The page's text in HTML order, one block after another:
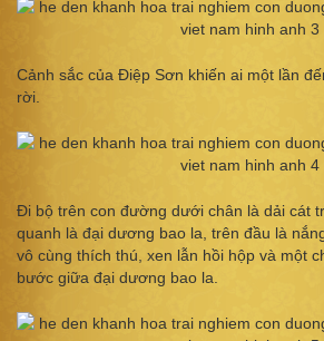
Cảnh sắc của Điệp Sơn khiến ai một lần
rời.
Đi bộ trên con đường dưới chân là dải cát
quanh là đại dương bao la, trên đầu là
vô cùng thích thú, xen lẫn hồi hộp và một
bước giữa đại dương bao la.